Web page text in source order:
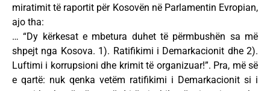
miratimit të raportit për Kosovën në Parlamentin Evropian,
ajo tha:
… “Dy kërkesat e mbetura duhet të përmbushën sa më
shpejt nga Kosova. 1). Ratifikimi i Demarkacionit dhe 2).
Luftimi i korrupsioni dhe krimit të organizuar!”. Pra, më së
e qartë: nuk qenka vetëm ratifikimi i Demarkacionit si i